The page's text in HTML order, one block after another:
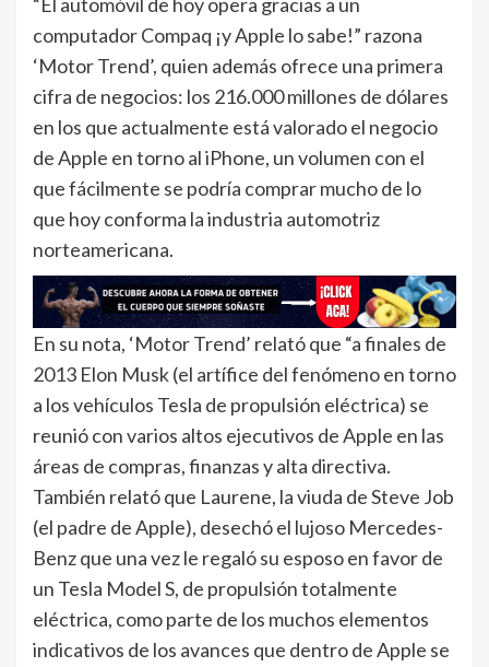
“El automóvil de hoy opera gracias a un
computador Compaq ¡y Apple lo sabe!” razona
‘Motor Trend’, quien además ofrece una primera
cifra de negocios: los 216.000 millones de dólares
en los que actualmente está valorado el negocio
de Apple en torno al iPhone, un volumen con el
que fácilmente se podría comprar mucho de lo
que hoy conforma la industria automotriz
norteamericana.
En su nota, ‘Motor Trend’ relató que “a finales de
2013 Elon Musk (el artífice del fenómeno en torno
a los vehículos Tesla de propulsión eléctrica) se
reunió con varios altos ejecutivos de Apple en las
áreas de compras, finanzas y alta directiva.
También relató que Laurene, la viuda de Steve Job
(el padre de Apple), desechó el lujoso Mercedes-
Benz que una vez le regaló su esposo en favor de
un Tesla Model S, de propulsión totalmente
eléctrica, como parte de los muchos elementos
indicativos de los avances que dentro de Apple se